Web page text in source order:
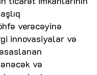
verəcəyinə
innovasiyalar və
və